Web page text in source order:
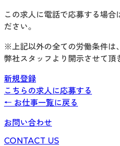
この求人に電話で応募する場合
ださい。
※上記以外の全ての労働条件は
弊社スタッフより開示させて頂
新規登録
こちらの求人に応募する
← お仕事一覧に戻る
お問い合わせ
CONTACT US